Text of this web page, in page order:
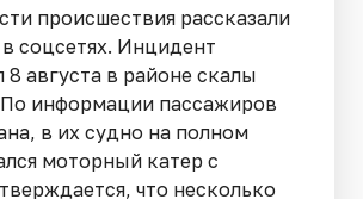
происшествия рассказали
соцсетях. Инцидент
8 августа в районе скалы
По информации пассажиров
в их судно на полном
моторный катер с
что несколько